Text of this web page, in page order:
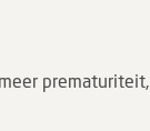
prematuriteit,